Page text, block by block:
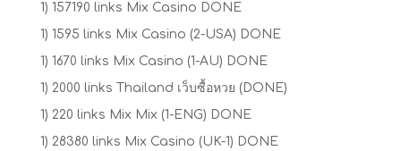
1) 157190 links Mix Casino DONE
1) 1595 links Mix Casino (2-USA) DONE
1) 1670 links Mix Casino (1-AU) DONE
1) 2000 links Thailand เว็บซื้อหวย (DONE)
1) 220 links Mix Mix (1-ENG) DONE
1) 28380 links Mix Casino (UK-1) DONE